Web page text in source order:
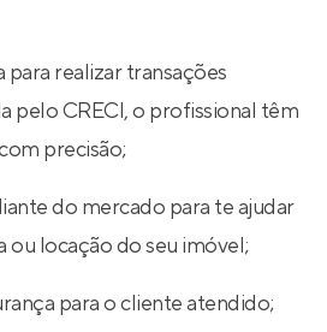
realizar transações
pelo CRECI, o profissional têm
precisão;
do mercado para te ajudar
ou locação do seu imóvel;
para o cliente atendido;